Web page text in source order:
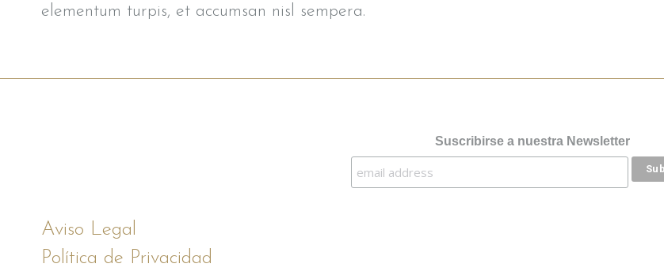
elementum turpis, et accumsan nisl sempera.
Suscribirse a nuestra Newsletter
Aviso Legal
Política de Privacidad